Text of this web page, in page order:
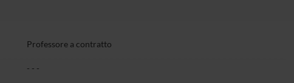
Professore a contratto
- - -